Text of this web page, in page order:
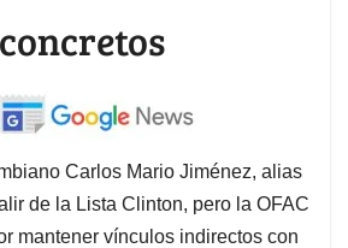
Carlos Mario Jiménez, alias
de la Lista Clinton, pero la OFAC
mantener vínculos indirectos con